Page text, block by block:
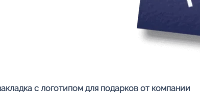
с логотипом для подарков от компании